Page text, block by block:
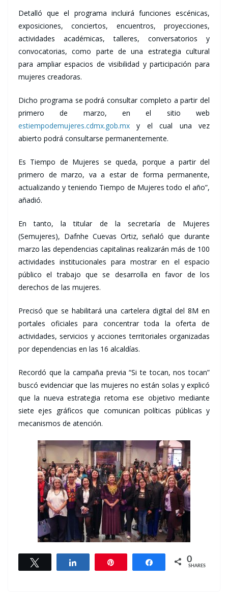
Detalló que el programa incluirá funciones escénicas,
exposiciones, conciertos, encuentros, proyecciones,
actividades académicas, talleres, conversatorios y
convocatorias, como parte de una estrategia cultural
para ampliar espacios de visibilidad y participación para
mujeres creadoras.
Dicho programa se podrá consultar completo a partir del
primero de marzo, en el sitio web
estiempodemujeres.cdmx.gob.mx y el cual una vez
abierto podrá consultarse permanentemente.
Es Tiempo de Mujeres se queda, porque a partir del
primero de marzo, va a estar de forma permanente,
actualizando y teniendo Tiempo de Mujeres todo el año”,
añadió.
En tanto, la titular de la secretaría de Mujeres
(Semujeres), Dafnhe Cuevas Ortiz, señaló que durante
marzo las dependencias capitalinas realizarán más de 100
actividades institucionales para mostrar en el espacio
público el trabajo que se desarrolla en favor de los
derechos de las mujeres.
Precisó que se habilitará una cartelera digital del 8M en
portales oficiales para concentrar toda la oferta de
actividades, servicios y acciones territoriales organizadas
por dependencias en las 16 alcaldías.
Recordó que la campaña previa “Si te tocan, nos tocan”
buscó evidenciar que las mujeres no están solas y explicó
que la nueva estrategia retoma ese objetivo mediante
siete ejes gráficos que comunican políticas públicas y
mecanismos de atención.
Share 0
SHARES